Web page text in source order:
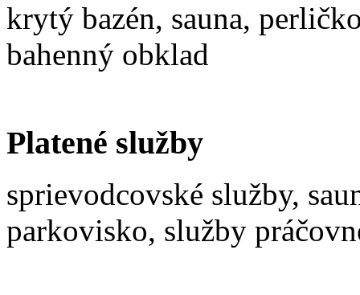
krytý bazén, sauna,
bahenný obklad
Platené služby
sprievodcovské služby,
parkovisko, služby